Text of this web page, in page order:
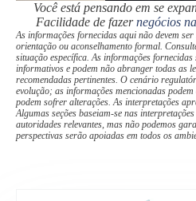
Você está pensando em se
Facilidade de fazernegócios
As informações fornecidas aqui não devem
orientação ou aconselhamento formal.
situação específica. As informações
informativos e podem não abranger todas as
recomendadas pertinentes. O cenário
evolução; as informações mencionadas
podem sofrer alterações. As interpretações
Algumas seções baseiam-se nas
autoridades relevantes, mas não podemos
perspectivas serão apoiadas em todos os